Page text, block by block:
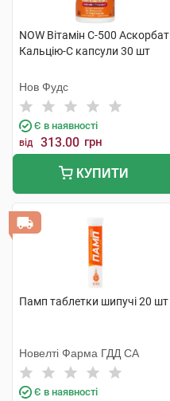
NOW Вітамін С-500 Аскорбат
Кальцію-С капсули 30 шт
Нов Фудс
Є в наявності
від 313.00 грн
КУПИТИ
Памп таблетки шипучі 20 шт
Новелті Фарма ГДД СА
Є в наявності